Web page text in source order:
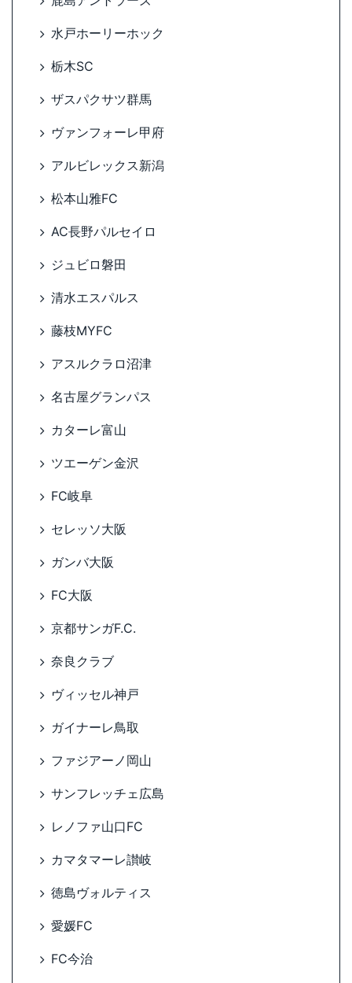
水戸ホーリーホック
栃木SC
ザスパクサツ群馬
ヴァンフォーレ甲府
アルビレックス新潟
松本山雅FC
AC長野パルセイロ
ジュビロ磐田
清水エスパルス
藤枝MYFC
アスルクラロ沼津
名古屋グランパス
カターレ富山
ツエーゲン金沢
FC岐阜
セレッソ大阪
ガンバ大阪
FC大阪
京都サンガF.C.
奈良クラブ
ヴィッセル神戸
ガイナーレ鳥取
ファジアーノ岡山
サンフレッチェ広島
レノファ山口FC
カマタマーレ讃岐
徳島ヴォルティス
愛媛FC
FC今治